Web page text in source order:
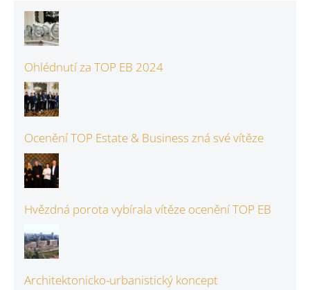
Ohlédnutí za TOP EB 2024
Ocenění TOP Estate & Business zná své vítěze
Hvězdná porota vybírala vítěze ocenění TOP EB
Architektonicko-urbanistický koncept